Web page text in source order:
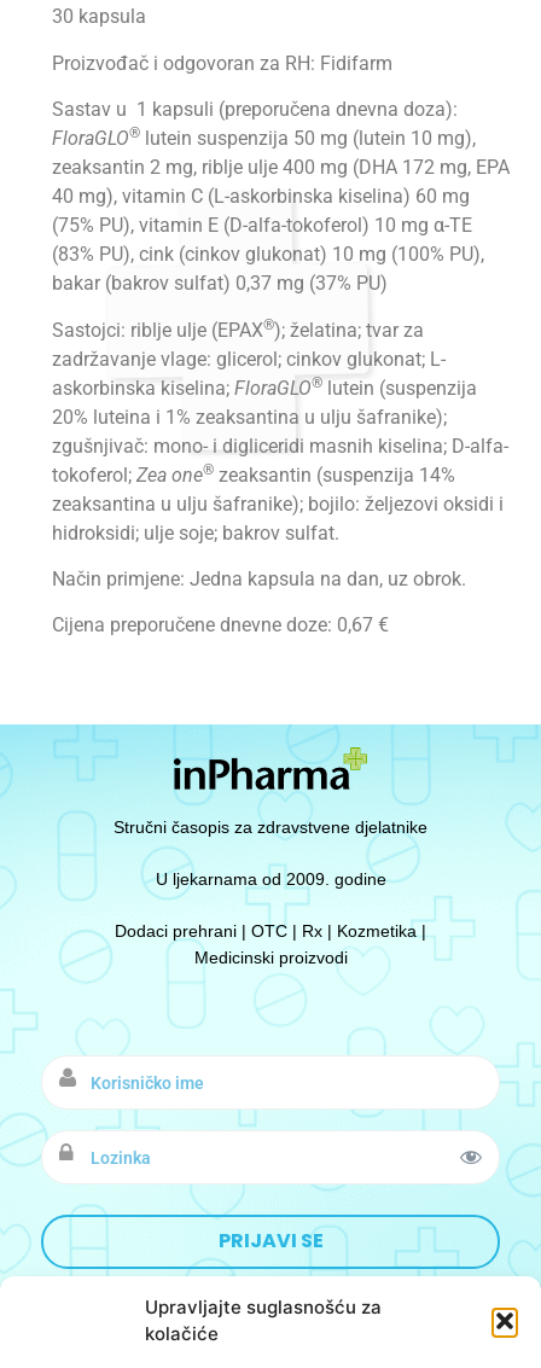
Upravljajte suglasnošću za
kolačiće
30 kapsula
Proizvođač i odgovoran za RH: Fidifarm
Sastav u 1 kapsuli (preporučena dnevna doza):
FloraGLO®lutein suspenzija 50 mg (lutein 10 mg),
zeaksantin 2 mg, riblje ulje 400 mg (DHA 172 mg, EPA
40 mg), vitamin C (L-askorbinska kiselina) 60 mg
(75% PU), vitamin E (D-alfa-tokoferol) 10 mg α-TE
(83% PU), cink (cinkov glukonat) 10 mg (100% PU),
bakar (bakrov sulfat) 0,37 mg (37% PU)
Sastojci: riblje ulje (EPAX®); želatina; tvar za
zadržavanje vlage: glicerol; cinkov glukonat; L-
askorbinska kiselina; FloraGLO®lutein (suspenzija
20% luteina i 1% zeaksantina u ulju šafranike);
zgušnjivač: mono- i digliceridi masnih kiselina; D-alfa-
tokoferol; Zea one®zeaksantin (suspenzija 14%
zeaksantina u ulju šafranike); bojilo: željezovi oksidi i
hidroksidi; ulje soje; bakrov sulfat.
Način primjene: Jedna kapsula na dan, uz obrok.
Cijena preporučene dnevne doze: 0,67 €
Stručni časopis za zdravstvene djelatnike
U ljekarnama od 2009. godine
Dodaci prehrani | OTC | Rx | Kozmetika |
Medicinski proizvodi